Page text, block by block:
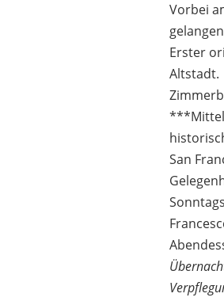
Vorbei
Erster
Altstadt.
San